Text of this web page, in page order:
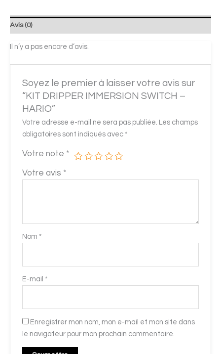
Avis (0)
Il n’y a pas encore d’avis.
Soyez le premier à laisser votre avis sur
“KIT DRIPPER IMMERSION SWITCH –
HARIO”
Votre adresse e-mail ne sera pas publiée. Les champs
obligatoires sont indiqués avec *
Votre note *
Votre avis *
Nom *
E-mail *
Enregistrer mon nom, mon e-mail et mon site dans
le navigateur pour mon prochain commentaire.